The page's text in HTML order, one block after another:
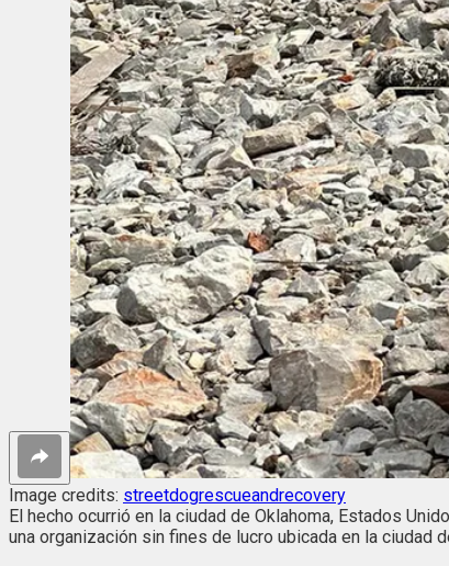
Image credits: streetdogrescueandrecovery
El hecho ocurrió en la ciudad de Oklahoma, Estados
una organización sin fines de lucro ubicada en la ciudad